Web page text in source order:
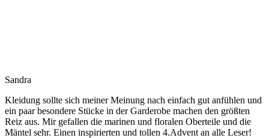
Sandra
Kleidung sollte sich meiner Meinung nach einfach gut anfühlen und
ein paar besondere Stücke in der Garderobe machen den größten
Reiz aus. Mir gefallen die marinen und floralen Oberteile und die
Mäntel sehr. Einen inspirierten und tollen 4.Advent an alle Leser!